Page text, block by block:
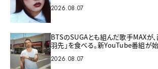
2026.08.07
BTSのSUGAとも組んだ歌手MAXが
羽先」を食べる。新YouTube番組が
2026.08.07